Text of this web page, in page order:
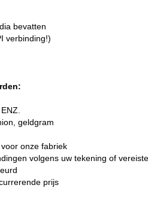
bevatten
verbinding!)
geldgram
onze fabriek
volgens uw tekening of
prijs